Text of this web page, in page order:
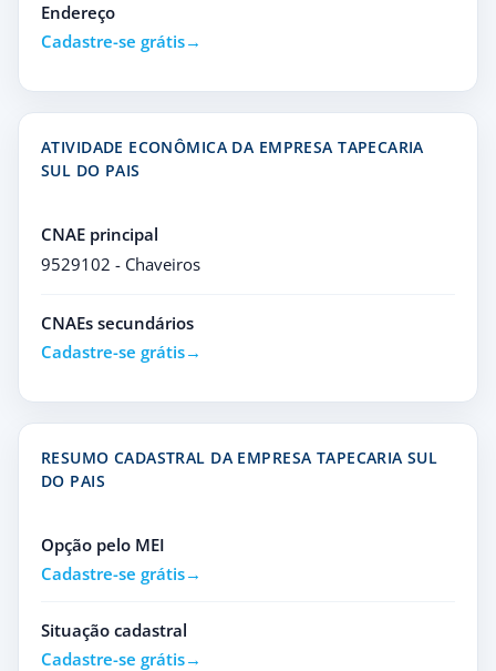
Endereço
Cadastre-se grátis
ATIVIDADE ECONÔMICA DA EMPRESA TAPECARIA
SUL DO PAIS
CNAE principal
9529102 - Chaveiros
CNAEs secundários
Cadastre-se grátis
RESUMO CADASTRAL DA EMPRESA TAPECARIA SUL
DO PAIS
Opção pelo MEI
Cadastre-se grátis
Situação cadastral
Cadastre-se grátis